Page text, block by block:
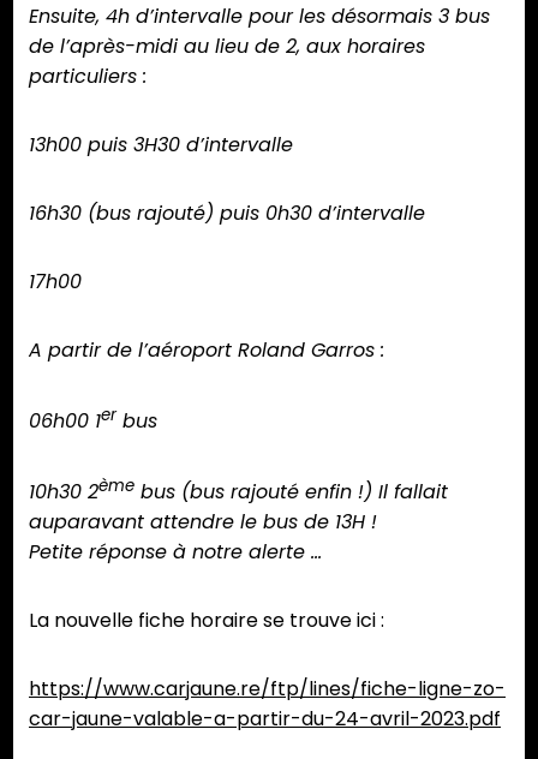
Ensuite, 4h d’intervalle pour les désormais 3 bus
de l’après-midi au lieu de 2, aux horaires
particuliers :
13h00 puis 3H30 d’intervalle
16h30 (bus rajouté) puis 0h30 d’intervalle
17h00
A partir de l’aéroport Roland Garros :
06h00 1erbus
10h30 2ème bus (bus rajouté enfin !) Il fallait
auparavant attendre le bus de 13H !
Petite réponse à notre alerte …
La nouvelle fiche horaire se trouve ici :
https://www.carjaune.re/ftp/lines/fiche-ligne-zo-
car-jaune-valable-a-partir-du-24-avril-2023.pdf